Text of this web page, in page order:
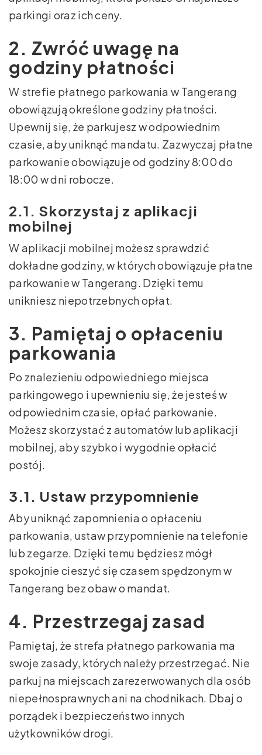
parkingi oraz ich ceny.
2. Zwróć uwagę na
godziny płatności
W strefie płatnego parkowania w Tangerang
obowiązują określone godziny płatności.
Upewnij się, że parkujesz w odpowiednim
czasie, aby uniknąć mandatu. Zazwyczaj płatne
parkowanie obowiązuje od godziny 8:00 do
18:00 w dni robocze.
2.1. Skorzystaj z aplikacji
mobilnej
W aplikacji mobilnej możesz sprawdzić
dokładne godziny, w których obowiązuje płatne
parkowanie w Tangerang. Dzięki temu
unikniesz niepotrzebnych opłat.
3. Pamiętaj o opłaceniu
parkowania
Po znalezieniu odpowiedniego miejsca
parkingowego i upewnieniu się, że jesteś w
odpowiednim czasie, opłać parkowanie.
Możesz skorzystać z automatów lub aplikacji
mobilnej, aby szybko i wygodnie opłacić
postój.
3.1. Ustaw przypomnienie
Aby uniknąć zapomnienia o opłaceniu
parkowania, ustaw przypomnienie na telefonie
lub zegarze. Dzięki temu będziesz mógł
spokojnie cieszyć się czasem spędzonym w
Tangerang bez obaw o mandat.
4. Przestrzegaj zasad
Pamiętaj, że strefa płatnego parkowania ma
swoje zasady, których należy przestrzegać. Nie
parkuj na miejscach zarezerwowanych dla osób
niepełnosprawnych ani na chodnikach. Dbaj o
porządek i bezpieczeństwo innych
użytkowników drogi.